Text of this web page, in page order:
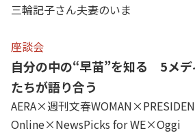
三輪記子さん夫妻のいま
座談会
自分の中の“早苗”を知る 5メデ
たちが語り合う
AERA×週刊文春
Online×NewsPicks for WE×Oggi